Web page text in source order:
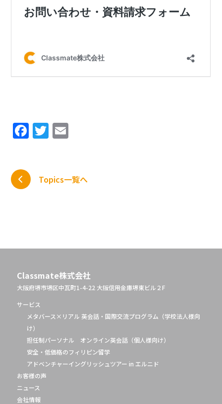
Facebook
Twitter
Topics一覧へ
Classmate株式会社
大阪府堺市堺区中瓦町1-4-22 大阪信用金庫堺東ビル２F
サービス
メタバース×リアル 英会話・国際交流プログラム（学校法人様向
け）
担任制パーソナル オンライン英会話（個人様向け）
安全・低価格のフィリピン留学
アドベンチャーイングリッシュツアー in エルニド
お客様の声
ニュース
会社情報